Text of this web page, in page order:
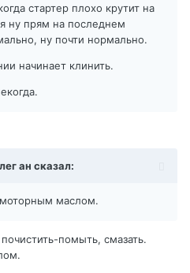
стартер плохо крутит на
ну прям на последнем
ну почти нормально.
начинает клинить.
ан сказал:
моторным маслом.
почистить-помыть, смазать.